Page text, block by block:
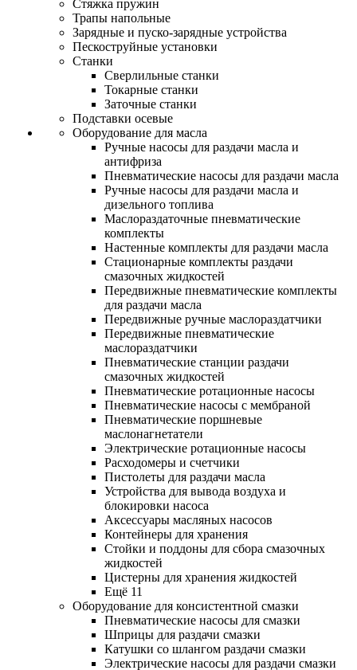
Стяжка пружин
Трапы напольные
Зарядные и пуско-зарядные устройства
Пескоструйные установки
Станки
Сверлильные станки
Токарные станки
Заточные станки
Подставки осевые
Оборудование для масла
Ручные насосы для раздачи масла и
антифриза
Пневматические насосы для раздачи масла
Ручные насосы для раздачи масла и
дизельного топлива
Маслораздаточные пневматические
комплекты
Настенные комплекты для раздачи масла
Стационарные комплекты раздачи
смазочных жидкостей
Передвижные пневматические комплекты
для раздачи масла
Передвижные ручные маслораздатчики
Передвижные пневматические
маслораздатчики
Пневматические станции раздачи
смазочных жидкостей
Пневматические ротационные насосы
Пневматические насосы с мембраной
Пневматические поршневые
маслонагнетатели
Электрические ротационные насосы
Расходомеры и счетчики
Пистолеты для раздачи масла
Устройства для вывода воздуха и
блокировки насоса
Аксессуары масляных насосов
Контейнеры для хранения
Стойки и поддоны для сбора смазочных
жидкостей
Цистерны для хранения жидкостей
Ещё 11
Оборудование для консистентной смазки
Пневматические насосы для смазки
Шприцы для раздачи смазки
Катушки со шлангом раздачи смазки
Электрические насосы для раздачи смазки